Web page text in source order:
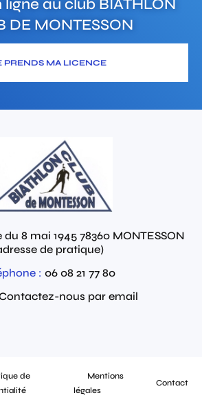
ligne au club BIATHLON
DE MONTESSON
PRENDS MA LICENCE
du 8 mai 1945 78360 MONTESSON
de pratique)
: 06 08 21 77 80
nous par email
de
Mentions
légales
Contact